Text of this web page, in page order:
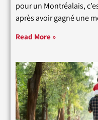
pour un Montréalais,
après avoir gagné une
Read More »